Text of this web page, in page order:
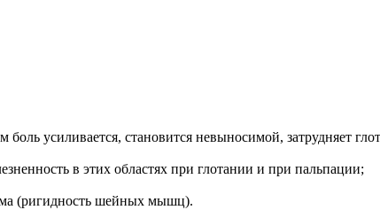
усиливается, становится невыносимой, затрудняет
в этих областях при глотании и при пальпации;
(ригидность шейных мышц).